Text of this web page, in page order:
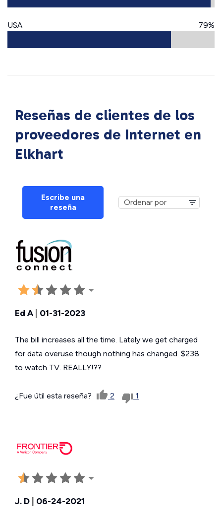
USA 79%
Reseñas de clientes de los
proveedores de Internet en
Elkhart
Escribe una
reseña
Ed A| 01-31-2023
The bill increases all the time. Lately we get charged
for data overuse though nothing has changed. $238
to watch TV. REALLY!??
¿Fue útil esta reseña? 2 1
J. D 06-24-2021